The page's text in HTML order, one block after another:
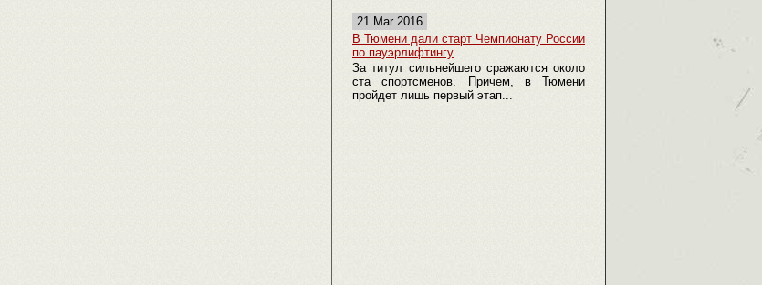
21 Mar 2016
В Тюмени дали старт Чемпионату России
по пауэрлифтингу
За титул сильнейшего сражаются около
ста спортсменов. Причем, в Тюмени
пройдет лишь первый этап...